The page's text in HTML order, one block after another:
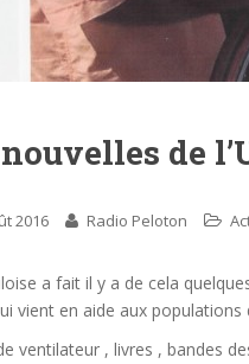
de
2016 Radio Peloton
a fait il y a de cela
vient en aide aux populations
ventilateur , livres , bandes